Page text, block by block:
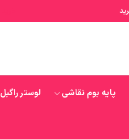
پایه بوم نقاشی لوستر راگبل